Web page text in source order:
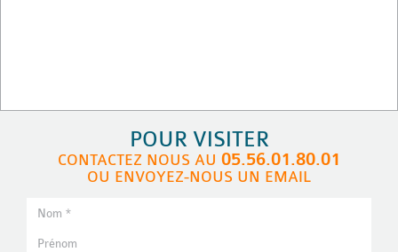
POUR VISITER
CONTACTEZ NOUS AU 05.56.01.80.01
OU ENVOYEZ-NOUS UN EMAIL